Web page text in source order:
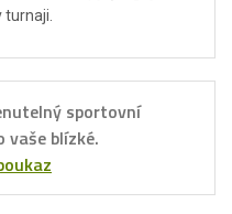
sportovní
vaše blízké.